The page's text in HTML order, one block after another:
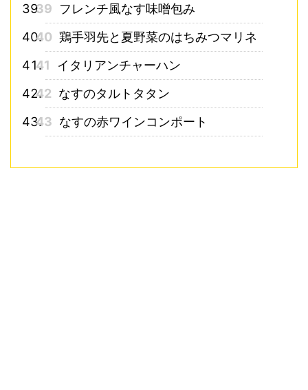
39
フレンチ風なす味噌包み
40 鶏手羽先と夏野菜のはちみつマリネ
41
イタリアンチャーハン
42 なすのタルトタタン
43 なすの赤ワインコンポート